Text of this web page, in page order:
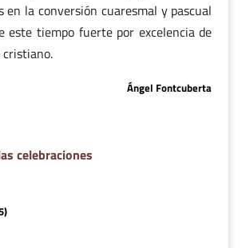
en la conversión cuaresmal y pascual
este tiempo fuerte por excelencia de
Ángel Fontcuberta
celebraciones